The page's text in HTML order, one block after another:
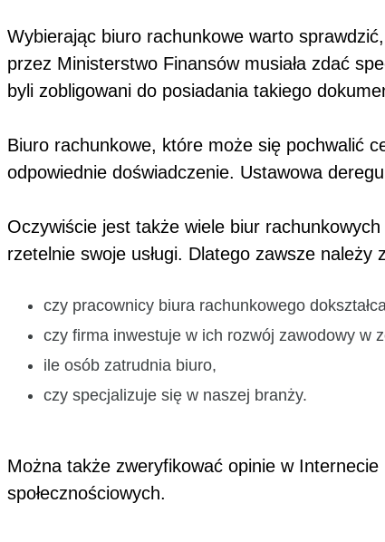
Wybierając biuro rachunkowe warto
przez Ministerstwo Finansów musiała zdać
byli zobligowani do posiadania takiego
Biuro rachunkowe, które może się pochwalić
odpowiednie doświadczenie. Ustawowa
Oczywiście jest także wiele biur
rzetelnie swoje usługi. Dlatego zawsze należy
czy pracownicy biura rachunkowego
czy firma inwestuje w ich rozwój zawodowy w
ile osób zatrudnia biuro,
czy specjalizuje się w naszej branży.
Można także zweryfikować opinie w
społecznościowych.